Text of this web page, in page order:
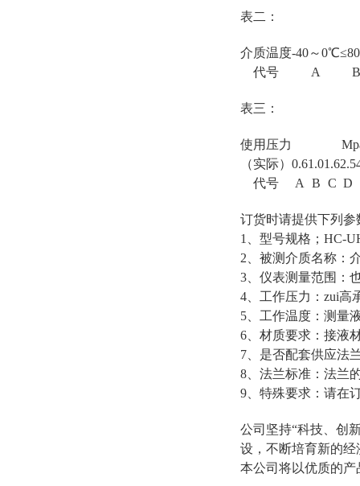
表二：
介质温度-40～0℃
代号
A B
表三：
使用压力
（实际） 0.61.01.62.5
代号
A B C D
订货时请提供下列参
1、型号规格；HC-
2、被测介质名称：
3、仪表测量范围：
4、工作压力：zui高
5、工作温度：测量
6、材质要求：接液
7、是否配套供应法
8、法兰标准：法兰
9、特殊要求：请在
公司坚持“科技、创
设，不断培育新的经
本公司将以优质的